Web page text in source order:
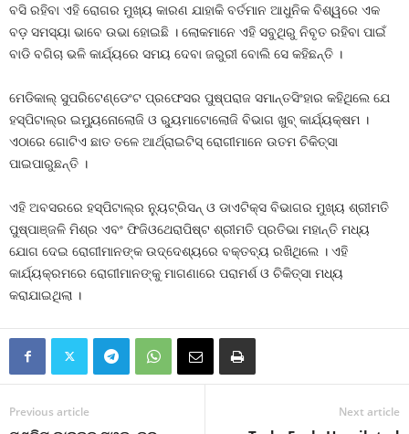
ବସି ରହିବା ଏହି ରୋଗର ମୁଖ୍ୟ କାରଣ ଯାହାକି ବର୍ତମାନ ଆଧୁନିକ ବିଶ୍ୱରେ ଏକ
ବଡ଼ ସମସ୍ୟା ଭାବେ ଉଭା ହୋଇଛି । ଲୋକମାନେ ଏହି ସବୁଥିରୁ ନିବୃତ ରହିବା ପାଇଁ
ବାଡି ବଗିଚା ଭଳି କାର୍ଯ୍ୟରେ ସମୟ ଦେବା ଜରୁରୀ ବୋଲି ସେ କହିଛନ୍ତି ।
ମେଡିକାଲ୍ ସୁପରିଟେଣ୍ଡେଂଟ ପ୍ରଫେସର ପୁଷ୍ପରାଜ ସମାନ୍ତସିଂହାର କହିଥିଲେ ଯେ
ହସ୍ପିଟାଲ୍‌ର ଇମ୍ୟୁନୋଲୋଜି ଓ ର‌୍ୟୁମାଟୋଲୋଜି ବିଭାଗ ଖୁବ୍ କାର୍ଯ୍ୟକ୍ଷମ ।
ଏଠାରେ ଗୋଟିଏ ଛାତ ତଳେ ଆର୍ଥ୍ରାଇଟିସ୍ ରୋଗୀମାନେ ଉତମ ଚିକିତ୍ସା
ପାଇପାରୁଛନ୍ତି ।
ଏହି ଅବସରରେ ହସ୍ପିଟାଲ୍‌ର ନ୍ୟୁଟ୍ରିସନ୍ ଓ ଡାଏଟିକ୍‌ସ ବିଭାଗର ମୁଖ୍ୟ ଶ୍ରୀମତି
ପୁଷ୍ପାଞ୍ଜଳି ମିଶ୍ର ଏବଂ ଫିଜିଓଥେରାପିଷ୍ଟ ଶ୍ରୀମତି ପ୍ରତିଭା ମହାନ୍ତି ମଧ୍ୟ
ଯୋଗ ଦେଇ ରୋଗୀମାନଙ୍କ ଉଦ୍ଦେଶ୍ୟରେ ବକ୍ତବ୍ୟ ରଖିଥିଲେ । ଏହି
କାର୍ଯ୍ୟକ୍ରମରେ ରୋଗୀମାନଙ୍କୁ ମାଗଣାରେ ପରାମର୍ଶ ଓ ଚିକିତ୍ସା ମଧ୍ୟ
କରାଯାଇଥିଲା ।
Previous article Next article